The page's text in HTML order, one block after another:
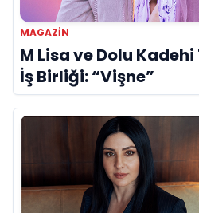
MAGAZİN
M Lisa ve Dolu
İş Birliği: “Vişne”